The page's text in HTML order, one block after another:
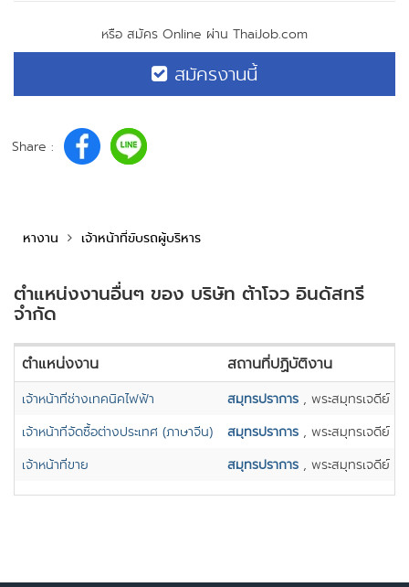
หรือ สมัคร Online ผ่าน ThaiJob.com
สมัครงานนี้
Share :
หางาน เจ้าหน้าที่ขับรถผู้บริหาร
ตำแหน่งงานอื่นๆ ของ บริษัท ต้าโจว อินดัสทรี
จำกัด
ตำแหน่งงาน สถานที่ปฏิบัติงาน
เจ้าหน้าที่ช่างเทคนิคไฟฟ้า สมุทรปราการ , พระสมุทรเจดีย์
เจ้าหน้าที่จัดซื้อต่างประเทศ (ภาษาจีน)
สมุทรปราการ , พระสมุทรเจดีย์
เจ้าหน้าที่ขาย
สมุทรปราการ , พระสมุทรเจดีย์